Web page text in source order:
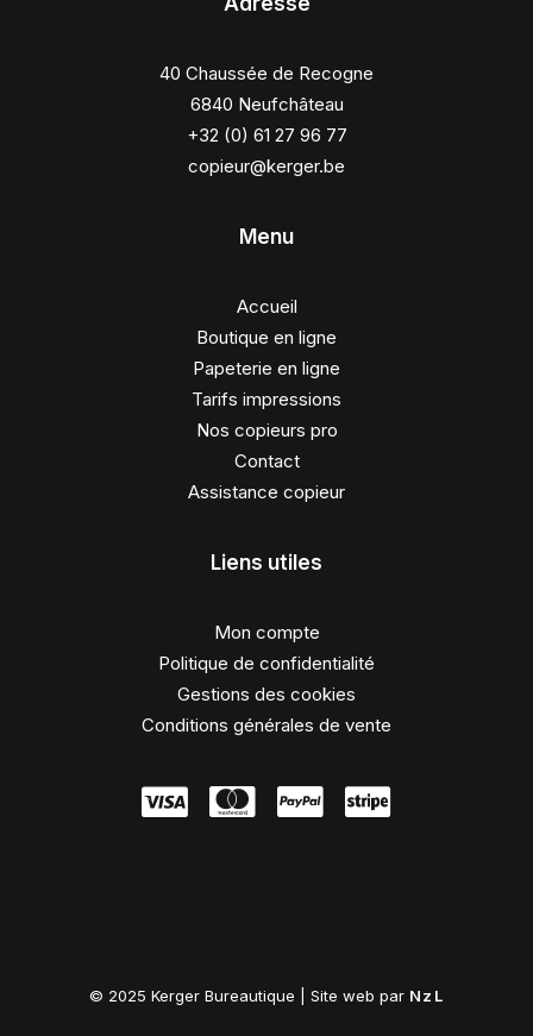
40 Chaussée de Recogne
6840 Neufchâteau
+32 (0) 61 27 96 77
copieur@kerger.be
Menu
Accueil
Boutique en ligne
Papeterie en ligne
Tarifs impressions
Nos copieurs pro
Contact
Assistance copieur
Liens utiles
Mon compte
Politique de confidentialité
Gestions des cookies
Conditions générales de vente
© 2025 Kerger Bureautique | Site web par NzL